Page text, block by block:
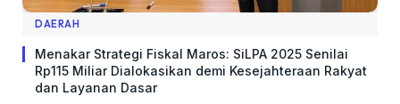
DAERAH
Menakar Strategi Fiskal Maros: SiLPA 2025 Senilai
Rp115 Miliar Dialokasikan demi Kesejahteraan Rakyat
dan Layanan Dasar